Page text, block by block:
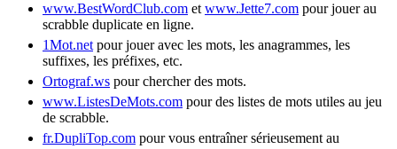
www.BestWordClub.com et www.Jette7.com pour jouer au
scrabble duplicate en ligne.
1Mot.net pour jouer avec les mots, les anagrammes, les
suffixes, les préfixes, etc.
Ortograf.ws pour chercher des mots.
www.ListesDeMots.com pour des listes de mots utiles au jeu
de scrabble.
fr.DupliTop.com pour vous entraîner sérieusement au